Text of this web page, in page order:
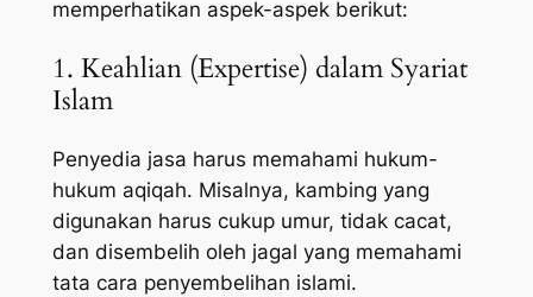
memperhatikan aspek-aspek berikut:
1. Keahlian (Expertise) dalam Syariat
Islam
Penyedia jasa harus memahami hukum-
hukum aqiqah. Misalnya, kambing yang
digunakan harus cukup umur, tidak cacat,
dan disembelih oleh jagal yang memahami
tata cara penyembelihan islami.